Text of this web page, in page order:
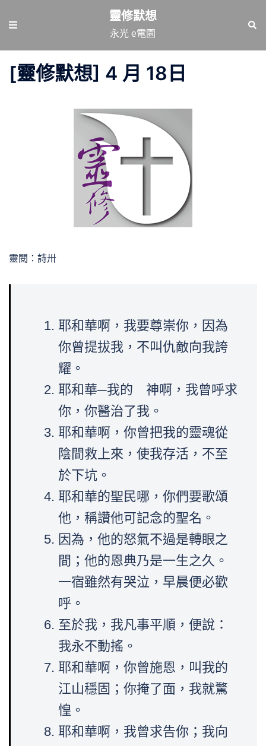
要
靈修默想
永光 e電園
[靈修默想] 4 月 18日
靈閱：詩卅
耶和華啊，我要尊崇你，因為
你曾提拔我，不叫仇敵向我誇
耀。
耶和華─我的 神啊，我曾呼求
你，你醫治了我。
耶和華啊，你曾把我的靈魂從
陰間救上來，使我存活，不至
於下坑。
耶和華的聖民哪，你們要歌頌
他，稱讚他可記念的聖名。
因為，他的怒氣不過是轉眼之
間；他的恩典乃是一生之久。
一宿雖然有哭泣，早晨便必歡
呼。
至於我，我凡事平順，便說：
我永不動搖。
耶和華啊，你曾施恩，叫我的
江山穩固；你掩了面，我就驚
惶。
耶和華啊，我曾求告你；我向